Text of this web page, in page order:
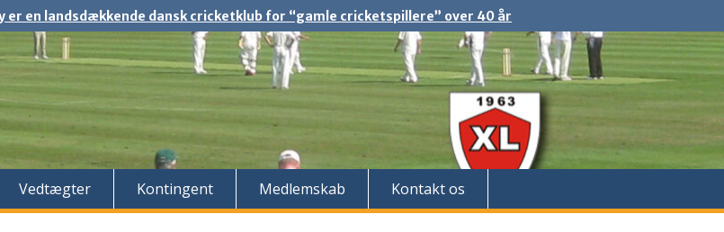
er en landsdækkende dansk cricketklub for “gamle cricketspillere” over 40 år
Vedtægter Kontingent Medlemskab Kontakt os